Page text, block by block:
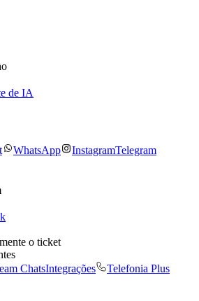
de IA
WhatsApp InstagramTelegram
o ticket
ChatsIntegrações
Telefonia Plus